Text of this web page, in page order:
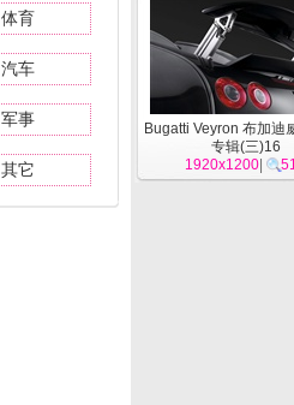
体育
汽车
军事
其它
Bugatti Veyron 布加迪
专辑(三)16
1920x1200